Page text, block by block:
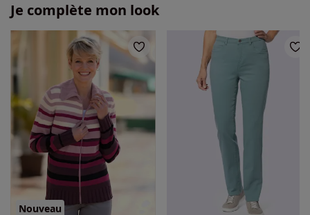
Je complète mon look
Nouveau